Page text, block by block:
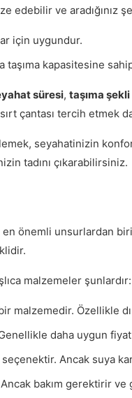
edebilir ve aradığınız
için uygundur.
taşıma kapasitesine
süresi, taşıma şekli
çantası tercih
seyahatinizin
tadını çıkarabilirsiniz.
önemli unsurlardan
malzemeler şunlardır:
malzemedir. Özellikle
daha uygun
Ancak suya
bakım gerektirir ve